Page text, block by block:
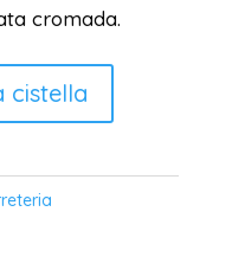
cromada.
cistella